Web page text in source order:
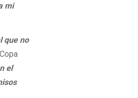
mi
que no
el